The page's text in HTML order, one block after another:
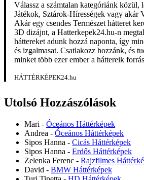
Válassz a számtalan kategóriánk
Játékok, Sztárok-Hírességek vagy akár
Akár egy csendes Természet hátteret
3D dizájnt, a Hatterkepek24.hu-n
háttereket adunk hozzá naponta, így
és izgalmasat. Csatlakozz hozzánk, és
minket több ezer ember a háttereik
HÁTTÉRKÉPEK24.hu
Utolsó Hozzászólások
Mari - Óceános Háttérképek
Andrea - Óceános Háttérképek
Sipos Hanna - Cicás Háttérképek
Sipos Hanna - Erdős Háttérképek
Zelenka Ferenc - Rajzfilmes
David - BMW Háttérképek